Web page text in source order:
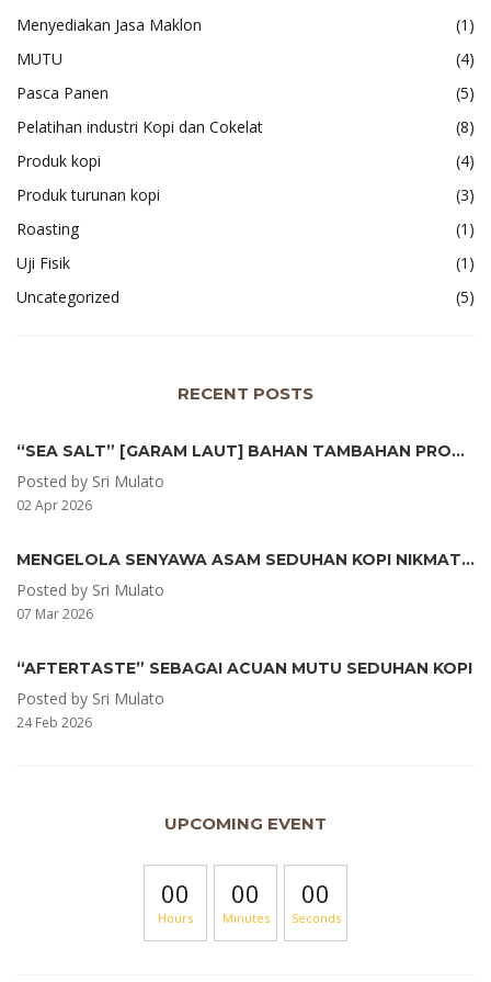
Menyediakan Jasa Maklon
(1)
MUTU
(4)
Pasca Panen
(5)
Pelatihan industri Kopi dan Cokelat
(8)
Produk kopi
(4)
Produk turunan kopi
(3)
Roasting
(1)
Uji Fisik
(1)
Uncategorized
(5)
RECENT POSTS
“SEA SALT” [GARAM LAUT] BAHAN TAMBAHAN PRODUK COKELAT
Posted by Sri Mulato
02 Apr 2026
MENGELOLA SENYAWA ASAM SEDUHAN KOPI NIKMAT DI LIDAH, NYAMAN DI LAMBUNG
Posted by Sri Mulato
07 Mar 2026
“AFTERTASTE” SEBAGAI ACUAN MUTU SEDUHAN KOPI
Posted by Sri Mulato
24 Feb 2026
UPCOMING EVENT
00
Hours
00
Minutes
00
Seconds